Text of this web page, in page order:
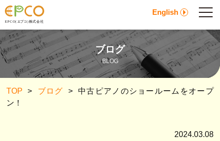
English
ブログ
BLOG
TOP > ブログ >
中古ピアノのショールームをオープ
ン！
2024.03.08